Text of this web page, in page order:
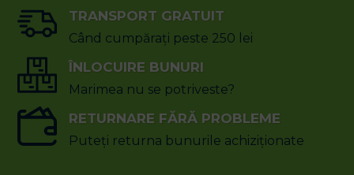
TRANSPORT GRATUIT
Când cumpărați peste 250 lei
ÎNLOCUIRE BUNURI
Marimea nu se potriveste?
RETURNARE FĂRĂ PROBLEME
Puteți returna bunurile achiziționate